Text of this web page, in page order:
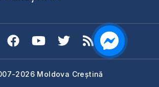
2026 Moldova Creștină